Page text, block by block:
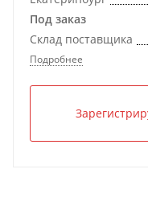
Под заказ
Склад поставщика
Подробнее